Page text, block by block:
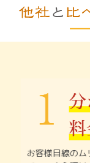
お客様目線の